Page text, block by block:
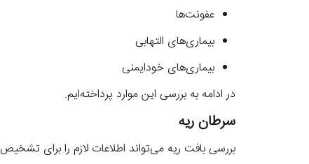
عفونت‌ها
بیماری‌های التهابی
بیماری‌های خودایمنی
در ادامه به بررسی این موارد پرداخته‌ایم.
سرطان ریه
بررسی بافت ریه می‌تواند اطلاعات لازم را برای تشخیص